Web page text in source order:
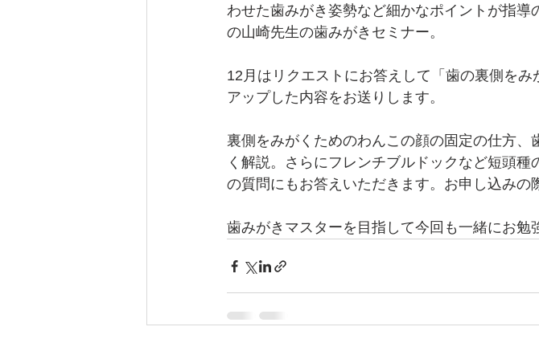
わせた歯みがき姿勢など細かなポイントが指
の山崎先生の歯みがきセミナー。
12月はリクエストにお答えして「歯の裏側を
アップした内容をお送りします。
裏側をみがくためのわんこの顔の固定の仕方
く解説。さらにフレンチブルドックなど短頭
の質問にもお答えいただきます。お申し込みの
歯みがきマスターを目指して今回も一緒にお勉